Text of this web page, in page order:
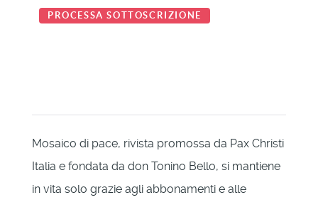
Mosaico di pace, rivista promossa da Pax Christi
Italia e fondata da don Tonino Bello, si mantiene
in vita solo grazie agli abbonamenti e alle